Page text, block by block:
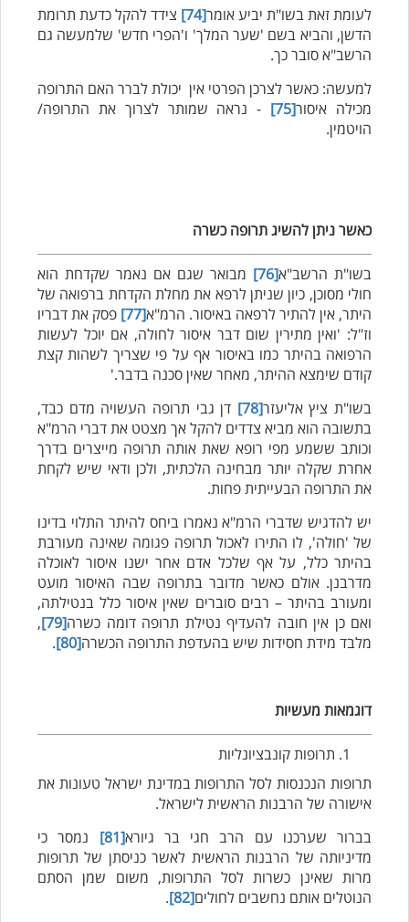
לעומת זאת בשו"ת יביע אומר[74]
צידד להקל כדעת תרומת
הדשן, והביא בשם 'שער המלך' ו'הפרי חדש' שלמעשה גם
הרשב"א סובר כך.
למעשה: כאשר לצרכן הפרטי אין יכולת לברר האם התרופה
מכילה איסור[75]
- נראה שמותר לצרוך את התרופה/
הויטמין.
כאשר ניתן להשיג תרופה כשרה
בשו"ת הרשב"א[76]
מבואר שגם אם נאמר שקדחת הוא
חולי מסוכן, כיון שניתן לרפא את מחלת הקדחת ברפואה של
היתר, אין להתיר לרפאה באיסור. הרמ"א[77]
פסק את דבריו
וז"ל: 'ואין מתירין שום דבר איסור לחולה, אם יוכל לעשות
הרפואה בהיתר כמו באיסור אף על פי שצריך לשהות קצת
קודם שימצא ההיתר, מאחר שאין סכנה בדבר.'
בשו"ת ציץ אליעזר[78]
דן גבי תרופה העשויה מדם כבד,
בתשובה הוא מביא צדדים להקל אך מצטט את דברי הרמ"א
וכותב ששמע מפי רופא שאת אותה תרופה מייצרים בדרך
אחרת שקלה יותר מבחינה הלכתית, ולכן ודאי שיש לקחת
את התרופה הבעייתית פחות.
יש להדגיש שדברי הרמ"א נאמרו ביחס להיתר התלוי בדינו
של 'חולה', לו התירו לאכול תרופה פגומה שאינה מעורבת
בהיתר כלל, על אף שלכל אדם אחר ישנו איסור לאוכלה
מדרבנן. אולם כאשר מדובר בתרופה שבה האיסור מועט
ומעורב בהיתר – רבים סוברים שאין איסור כלל בנטילתה,
ואם כן אין חובה להעדיף נטילת תרופה דומה כשרה[79]
,
מלבד מידת חסידות שיש בהעדפת התרופה הכשרה[80]
.
דוגמאות מעשיות
תרופות קונבציונליות
תרופות הנכנסות לסל התרופות במדינת ישראל טעונות את
אישורה של הרבנות הראשית לישראל.
בברור שערכנו עם הרב חגי בר גיורא[81]
נמסר כי
מדיניותה של הרבנות הראשית לאשר כניסתן של תרופות
מרות שאינן כשרות לסל התרופות, משום שמן הסתם
הנוטלים אותם נחשבים לחולים[82]
.